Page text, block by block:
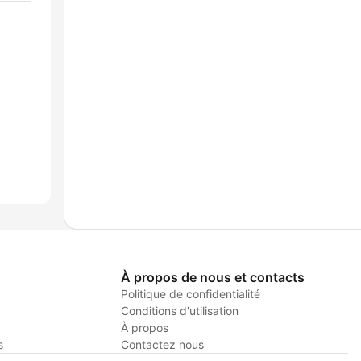
À propos de nous et contacts
Politique de confidentialité
Conditions d'utilisation
À propos
Contactez nous